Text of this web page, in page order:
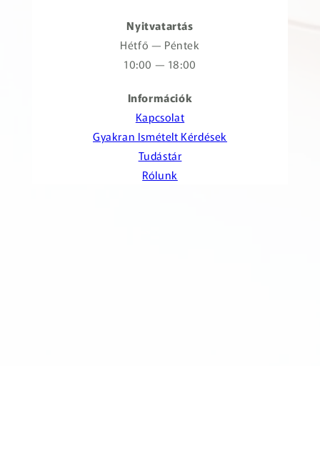
Nyitvatartás
Hétfő — Péntek
10:00 — 18:00
Információk
Kapcsolat
Gyakran Ismételt Kérdések
Tudástár
Rólunk